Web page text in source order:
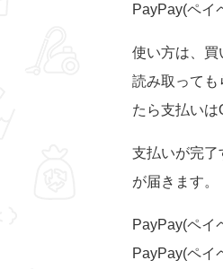
PayPay(ペイ
使い方は、買
読み取っても
たら支払いは
支払いが完了
が届きます。
PayPay(ペイ
PayPay(ペイ